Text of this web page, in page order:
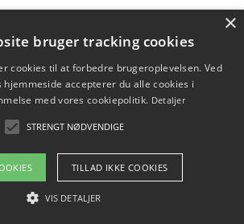
om CO2-udledning påvirker vores
Blog Betingelser
×
bruger tracking cookies
cookies til at forbedre brugeroplevelsen. Ved
hjemmeside accepterer du alle cookies i
med vores cookiepolitik. Detaljer
STRENGT NØDVENDIGE
TILLAD IKKE COOKIES
VIS DETALJER